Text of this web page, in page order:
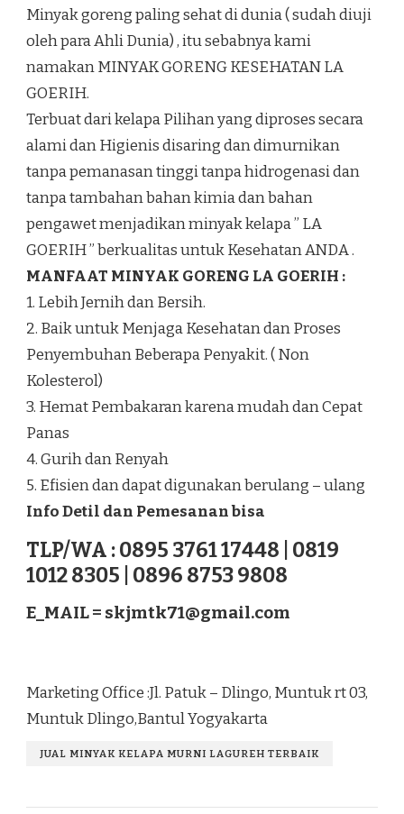
Minyak goreng paling sehat di dunia ( sudah diuji
oleh para Ahli Dunia) , itu sebabnya kami
namakan MINYAK GORENG KESEHATAN LA
GOERIH.
Terbuat dari kelapa Pilihan yang diproses secara
alami dan Higienis disaring dan dimurnikan
tanpa pemanasan tinggi tanpa hidrogenasi dan
tanpa tambahan bahan kimia dan bahan
pengawet menjadikan minyak kelapa ” LA
GOERIH ” berkualitas untuk Kesehatan ANDA .
MANFAAT MINYAK GORENG LA GOERIH :
1. Lebih Jernih dan Bersih.
2. Baik untuk Menjaga Kesehatan dan Proses
Penyembuhan Beberapa Penyakit. ( Non
Kolesterol)
3. Hemat Pembakaran karena mudah dan Cepat
Panas
4. Gurih dan Renyah
5. Efisien dan dapat digunakan berulang – ulang
Info Detil dan Pemesanan bisa
TLP/WA : 0895 3761 17448 | 0819
1012 8305 | 0896 8753 9808
E_MAIL = skjmtk71@gmail.com
Marketing Office :Jl. Patuk – Dlingo, Muntuk rt 03,
Muntuk Dlingo,Bantul Yogyakarta
JUAL MINYAK KELAPA MURNI LAGUREH TERBAIK